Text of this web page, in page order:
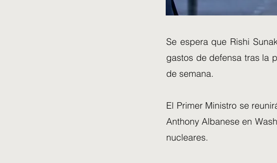
Se espera que Rishi
gastos de defensa tras la
de semana.
El Primer Ministro se
Anthony Albanese en
nucleares.